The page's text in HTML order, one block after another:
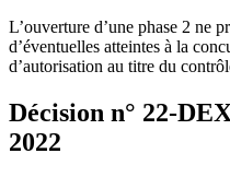
L’ouverture d’une phase 2 ne
d’éventuelles atteintes à la
d’autorisation au titre du
Décision n° 22-
2022